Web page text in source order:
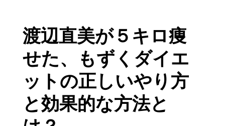
渡辺直美が５キロ痩
せた、もずくダイエ
ットの正しいやり方
と効果的な方法と